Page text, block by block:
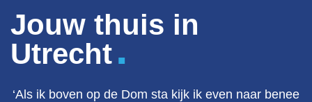
Jouw thuis in
Utrecht.
‘Als ik boven op de Dom sta kijk ik even naar benee